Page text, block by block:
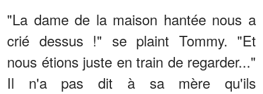
"La dame de la maison hantée nous a
crié dessus !" se plaint Tommy. "Et
nous étions juste en train de regarder..."
Il n'a pas dit à sa mère qu'ils